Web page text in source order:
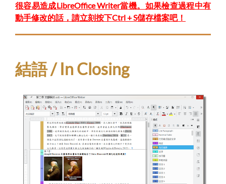
很容易造成LibreOffice Writer當機。如果檢查過程中有
動手修改的話，請立刻按下Ctrl + S儲存檔案吧！
結語 / In Closing